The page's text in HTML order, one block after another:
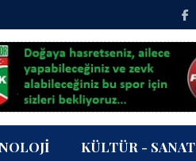
KÜLTÜR - SANAT